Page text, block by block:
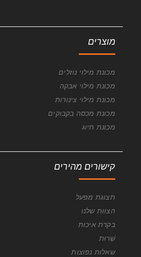
מוצרים
מכונת מילוי נוזלים
מכונת מילוי אבקה
מכונת מילוי צינורות
מכונת מכסה בקבוקים
מכונת תיוג
קישורים מהירים
תצוגת מפעל
הצוות שלנו
בקרת איכות
שֵׁרוּת
שאלות נפוצות